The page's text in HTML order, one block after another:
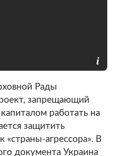
Рады
запрещающий
работать на
защитить
«страны-агрессора». В
документа Украина